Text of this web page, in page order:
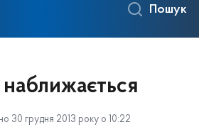
Пошук
30 грудня 2013 року о 10:22